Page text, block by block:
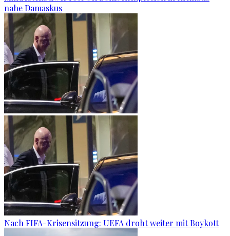
nahe Damaskus
Nach FIFA-Krisensitzung: UEFA droht weiter mit Boykott